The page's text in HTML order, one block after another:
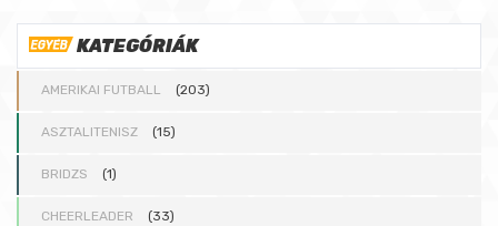
KATEGÓRIÁK
AMERIKAI FUTBALL (203)
ASZTALITENISZ (15)
BRIDZS (1)
CHEERLEADER (33)